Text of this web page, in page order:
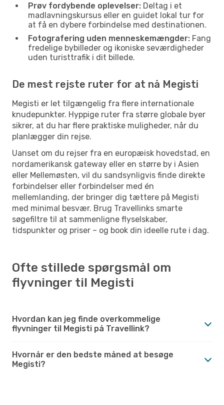
Prøv fordybende oplevelser: Deltag i et
madlavningskursus eller en guidet lokal tur for
at få en dybere forbindelse med destinationen.
Fotografering uden menneskemængder: Fang
fredelige bybilleder og ikoniske seværdigheder
uden turisttrafik i dit billede.
De mest rejste ruter for at nå Megisti
Megisti er let tilgængelig fra flere internationale
knudepunkter. Hyppige ruter fra større globale byer
sikrer, at du har flere praktiske muligheder, når du
planlægger din rejse.
Uanset om du rejser fra en europæisk hovedstad, en
nordamerikansk gateway eller en større by i Asien
eller Mellemøsten, vil du sandsynligvis finde direkte
forbindelser eller forbindelser med én
mellemlanding, der bringer dig tættere på Megisti
med minimal besvær. Brug Travellinks smarte
søgefiltre til at sammenligne flyselskaber,
tidspunkter og priser – og book din ideelle rute i dag.
Ofte stillede spørgsmål om
flyvninger til Megisti
Hvordan kan jeg finde overkommelige
flyvninger til Megisti på Travellink?
Hvornår er den bedste måned at besøge
Megisti?